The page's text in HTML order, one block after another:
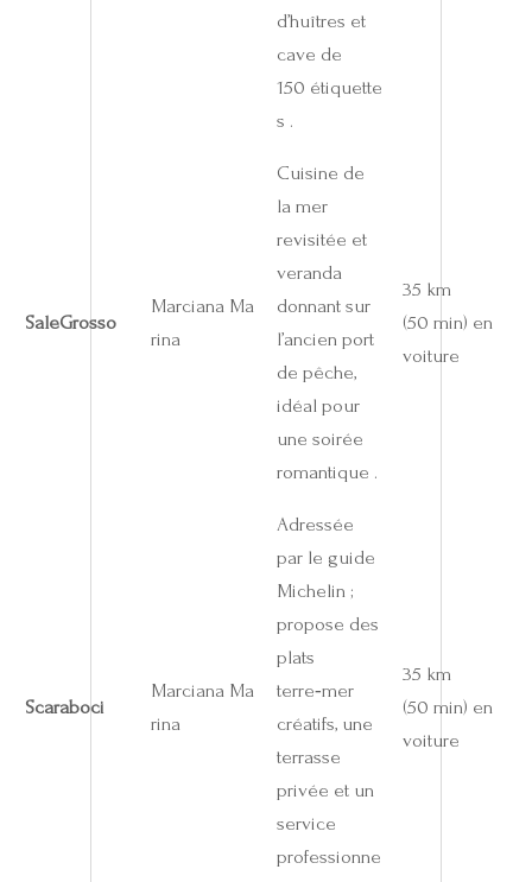
d’huîtres et
cave de
150 étiquette
s .
SaleGrosso
Marciana Ma
rina
Cuisine de
la mer
revisitée et
veranda
donnant sur
l’ancien port
de pêche,
idéal pour
une soirée
romantique .
35 km
(50 min) en
voiture
Scaraboci
Marciana Ma
rina
Adressée
par le guide
Michelin ;
propose des
plats
terre‑mer
créatifs, une
terrasse
privée et un
service
professionne
35 km
(50 min) en
voiture